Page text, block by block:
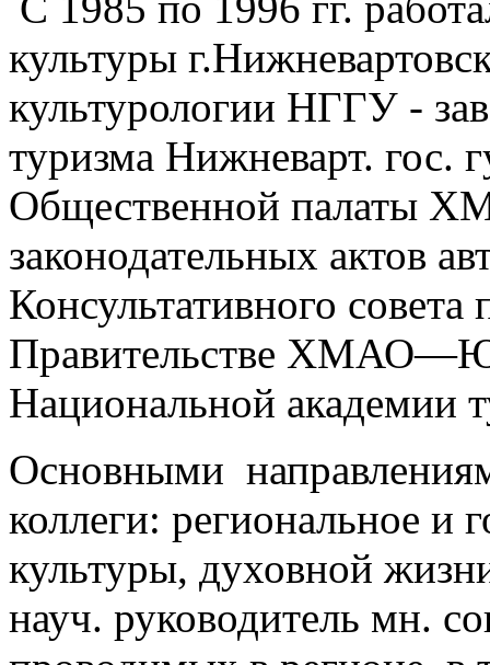
культуры
культурологии НГГУ -
туризма Нижневарт. гос.
Общественной палаты
законодательных актов
Консультативного
Правительстве
Национальной академии
Основными
коллеги: региональное и
культуры, духовной
науч. руководитель мн.